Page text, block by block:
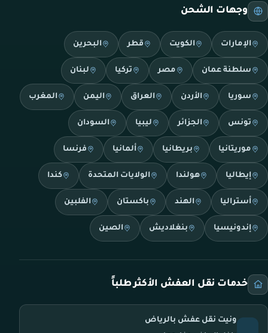
وجهات الشحن
الإمارات الكويت قطر البحرين
سلطنة عمان مصر تركيا لبنان
سوريا الأردن العراق اليمن المغرب
تونس الجزائر ليبيا السودان
موريتانيا بريطانيا ألمانيا فرنسا
إيطاليا هولندا الولايات المتحدة كندا
أستراليا الهند باكستان الفلبين
إندونيسيا بنغلاديش الصين
خدمات نقل العفش الأكثر طلباً
ونيت نقل عفش بالرياض